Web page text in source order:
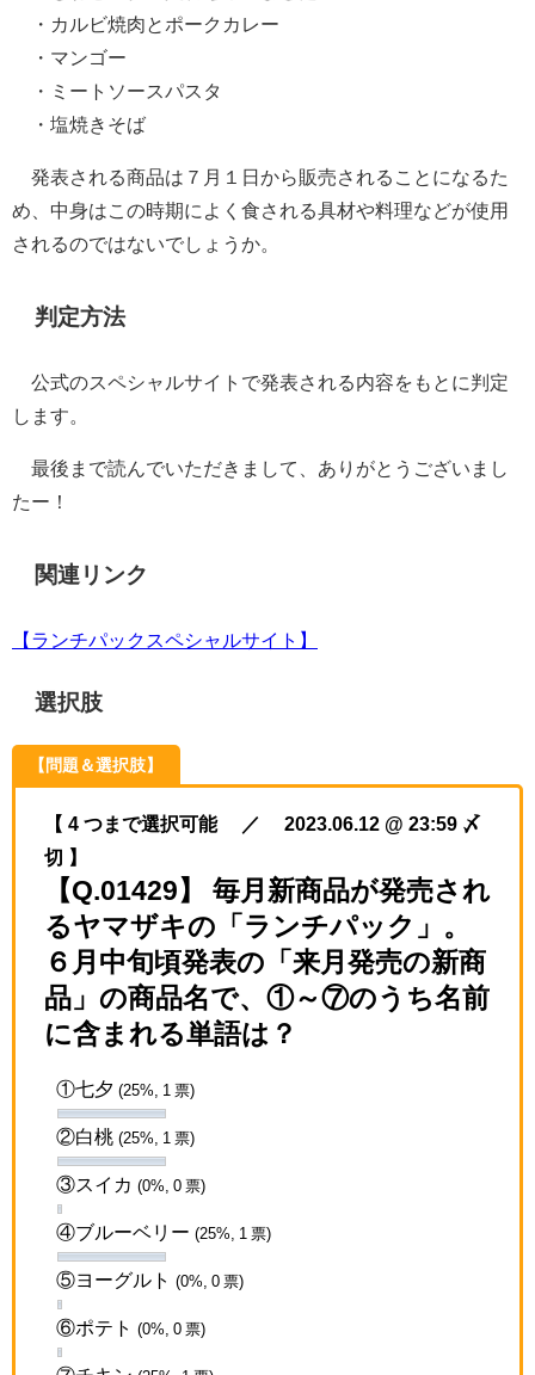
・カルビ焼肉とポークカレー
・マンゴー
・ミートソースパスタ
・塩焼きそば
発表される商品は７月１日から販売されることになるた
め、中身はこの時期によく食される具材や料理などが使用
されるのではないでしょうか。
判定方法
公式のスペシャルサイトで発表される内容をもとに判定
します。
最後まで読んでいただきまして、ありがとうございまし
たー！
関連リンク
【ランチパックスペシャルサイト】
選択肢
【問題＆選択肢】
【 4 つまで選択可能 ／ 2023.06.12 @ 23:59 〆
切 】
【Q.01429】 毎月新商品が発売され
るヤマザキの「ランチパック」。
６月中旬頃発表の「来月発売の新商
品」の商品名で、①～⑦のうち名前
に含まれる単語は？
①七夕 (25%, 1 票)
②白桃 (25%, 1 票)
③スイカ (0%, 0 票)
④ブルーベリー (25%, 1 票)
⑤ヨーグルト (0%, 0 票)
⑥ポテト (0%, 0 票)